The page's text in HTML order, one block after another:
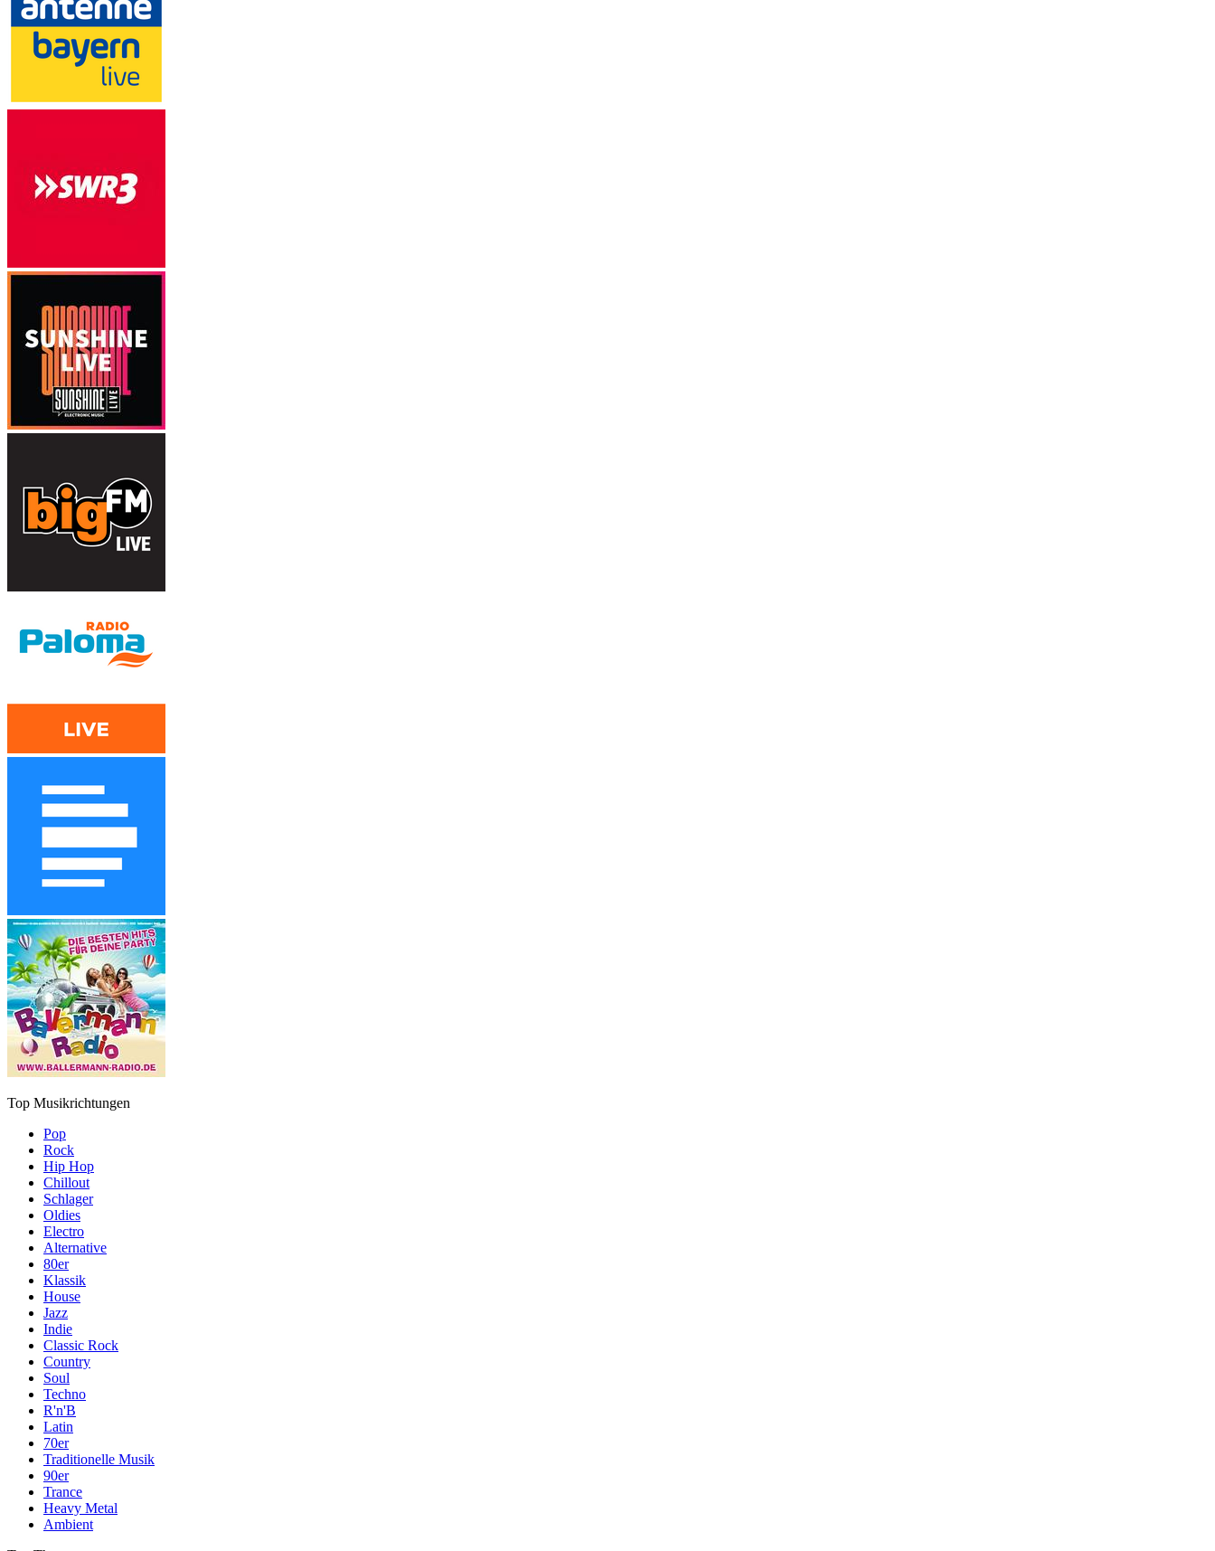
Top Musikrichtungen
Pop
Rock
Hip Hop
Chillout
Schlager
Oldies
Electro
Alternative
80er
Klassik
House
Jazz
Indie
Classic Rock
Country
Soul
Techno
R'n'B
Latin
70er
Traditionelle Musik
90er
Trance
Heavy Metal
Ambient